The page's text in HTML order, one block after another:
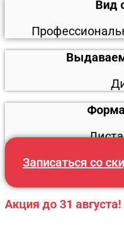
Вид
Записаться со
Акция до 31 августа!